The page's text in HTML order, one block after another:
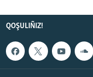
QOŞULIÑIZ!